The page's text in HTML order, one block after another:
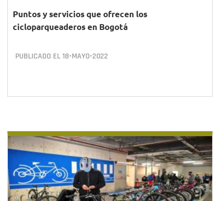
Puntos y servicios que ofrecen los
cicloparqueaderos en Bogotá
PUBLICADO EL18•MAYO•2022